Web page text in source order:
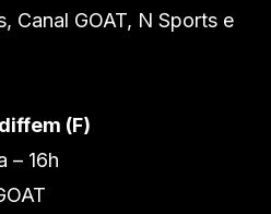
Canal GOAT, N Sports e
(F)
– 16h